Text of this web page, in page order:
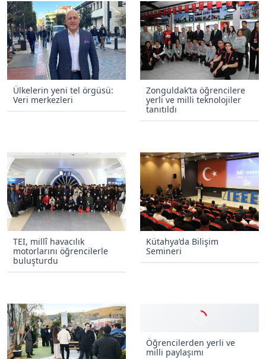
Ülkelerin yeni tel örgüsü:
Veri merkezleri
Zonguldak’ta öğrencilere
yerli ve milli teknolojiler
tanıtıldı
TEI, millî havacılık
motorlarını öğrencilerle
buluşturdu
Kütahya’da Bilişim
Semineri